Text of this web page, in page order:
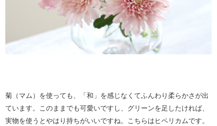
菊（マム）を使っても、「和」を感じなくてふんわり柔らかさが出
ています。このままでも可愛いですし、グリーンを足したければ、
実物を使うとやはり持ちがいいですね。こちらはヒペリカムです。